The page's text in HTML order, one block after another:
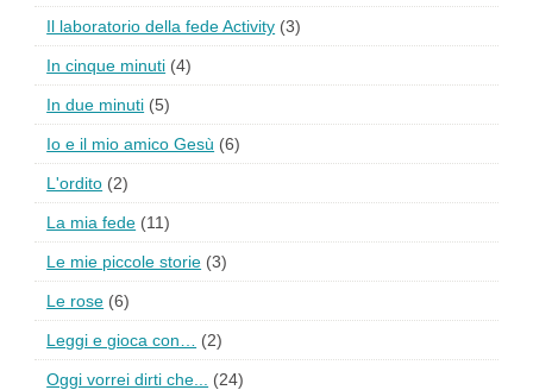
Il laboratorio della fede Activity (3)
In cinque minuti (4)
In due minuti (5)
Io e il mio amico Gesù (6)
L'ordito (2)
La mia fede (11)
Le mie piccole storie (3)
Le rose (6)
Leggi e gioca con… (2)
Oggi vorrei dirti che... (24)